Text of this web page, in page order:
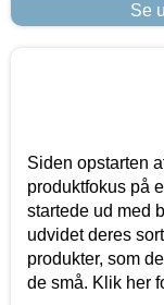
Se
Siden opstarten
produktfokus på
startede ud med
udvidet deres
produkter, som
de små. Klik her